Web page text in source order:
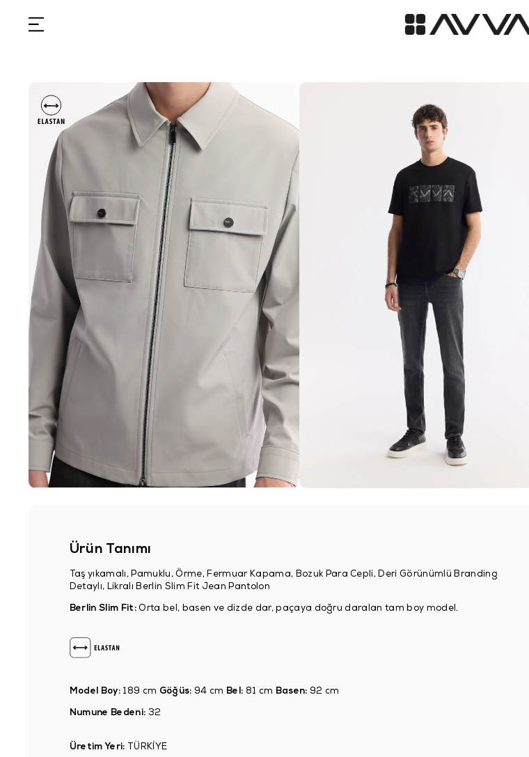
Ürün Tanımı
Taş yıkamalı, Pamuklu, Örme, Fermuar Kapama, Bozuk Para Cepli, Deri Görünümlü Branding
Detaylı, Likralı Berlin Slim Fit Jean Pantolon
Berlin Slim Fit:Orta bel, basen ve dizde dar, paçaya doğru daralan tam boy model.
Model Boy: 189 cm Göğüs: 94 cm Bel: 81 cm Basen: 92 cm
Numune Bedeni: 32
Üretim Yeri: TÜRKİYE